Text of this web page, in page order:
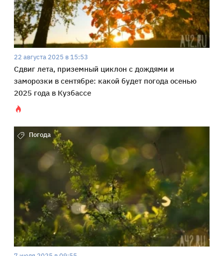
22 августа 2025 в 15:53
Сдвиг лета, приземный циклон с дождями и
заморозки в сентябре: какой будет погода осенью
2025 года в Кузбассе
Погода